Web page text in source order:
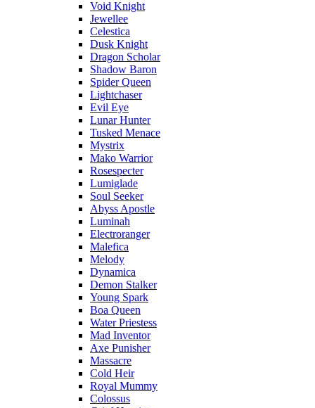
Void Knight
Jewellee
Celestica
Dusk Knight
Dragon Scholar
Shadow Baron
Spider Queen
Lightchaser
Evil Eye
Lunar Hunter
Tusked Menace
Mystrix
Mako Warrior
Rosespecter
Lumiglade
Soul Seeker
Abyss Apostle
Luminah
Electroranger
Malefica
Melody
Dynamica
Demon Stalker
Young Spark
Boa Queen
Water Priestess
Mad Inventor
Axe Punisher
Massacre
Cold Heir
Royal Mummy
Colossus